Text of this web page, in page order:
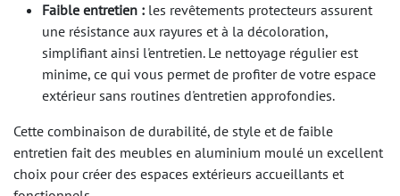
Faible entretien : les revêtements protecteurs assurent
une résistance aux rayures et à la décoloration,
simplifiant ainsi l'entretien. Le nettoyage régulier est
minime, ce qui vous permet de profiter de votre espace
extérieur sans routines d'entretien approfondies.
Cette combinaison de durabilité, de style et de faible
entretien fait des meubles en aluminium moulé un excellent
choix pour créer des espaces extérieurs accueillants et